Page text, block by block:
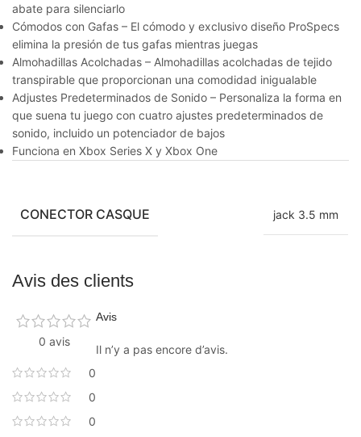
abate para silenciarlo
Cómodos con Gafas – El cómodo y exclusivo diseño ProSpecs
elimina la presión de tus gafas mientras juegas
Almohadillas Acolchadas – Almohadillas acolchadas de tejido
transpirable que proporcionan una comodidad inigualable
Adjustes Predeterminados de Sonido – Personaliza la forma en
que suena tu juego con cuatro ajustes predeterminados de
sonido, incluido un potenciador de bajos
Funciona en Xbox Series X y Xbox One
CONECTOR CASQUE jack 3.5 mm
Avis des clients
0 avis
0
0
0
Avis
Il n’y a pas encore d’avis.